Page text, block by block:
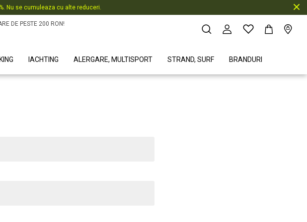
Nu se cumuleaza cu alte reduceri.
DE PESTE 200 RON!
IACHTING ALERGARE, MULTISPORT STRAND, SURF BRANDURI